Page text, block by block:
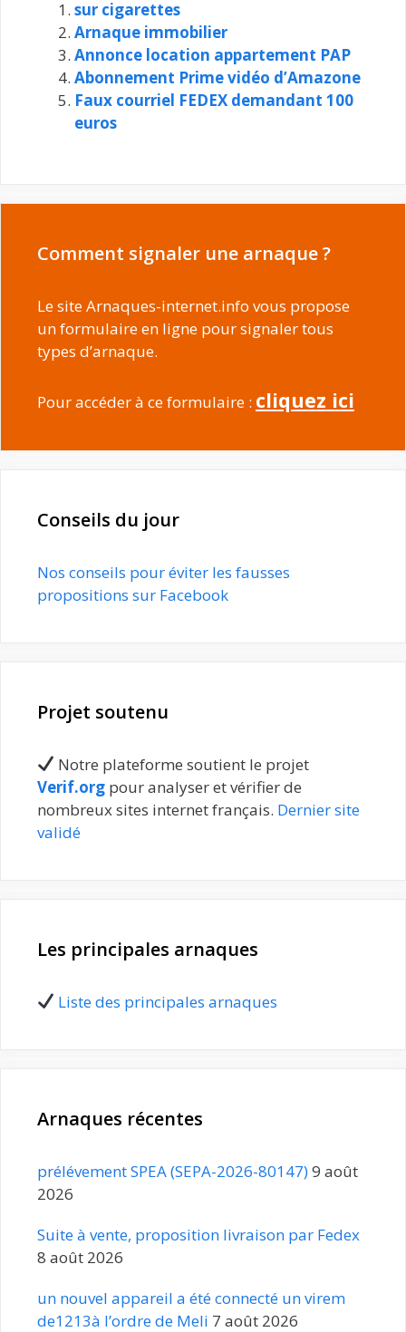
sur cigarettes
Arnaque immobilier
Annonce location appartement PAP
Abonnement Prime vidéo d’Amazone
Faux courriel FEDEX demandant 100
euros
Comment signaler une arnaque ?
Le site Arnaques-internet.info vous propose
un formulaire en ligne pour signaler tous
types d’arnaque.
Pour accéder à ce formulaire : cliquez ici
Conseils du jour
Nos conseils pour éviter les fausses
propositions sur Facebook
Projet soutenu
Notre plateforme soutient le projet
Verif.org pour analyser et vérifier de
nombreux sites internet français. Dernier site
validé
Les principales arnaques
Liste des principales arnaques
Arnaques récentes
prélévement SPEA (SEPA-2026-80147)9 août
2026
Suite à vente, proposition livraison par Fedex
8 août 2026
un nouvel appareil a été connecté un virem
de1213à l’ordre de Meli 7 août 2026